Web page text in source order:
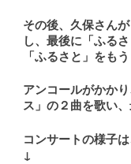
その後、久保さん
し、最後に「ふる
「ふるさと」をも
アンコールがかか
ス」の２曲を歌い
コンサートの様子
↓